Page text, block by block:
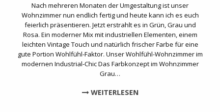
Nach mehreren Monaten der Umgestaltung ist unser
Wohnzimmer nun endlich fertig und heute kann ich es euch
feierlich präsentieren. Jetzt erstrahlt es in Grün, Grau und
Rosa. Ein moderner Mix mit industriellen Elementen, einem
leichten Vintage Touch und natürlich frischer Farbe für eine
gute Portion Wohlfühl-Faktor. Unser Wohlfühl-Wohnzimmer im
modernen Industrial-Chic Das Farbkonzept im Wohnzimmer
Grau…
WEITERLESEN